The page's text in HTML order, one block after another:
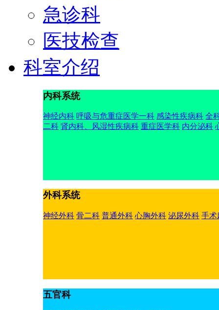
急诊科
医技检查
科室介绍
内科系统
神经内科 呼吸与危重症医学一科 感染性疾病科 全
二科 肾内科、风湿性疾病科 重症医学科 内分泌科
外科系统
神经外科 骨二科 普通外科 心胸外科 泌尿外科 手术
五官科